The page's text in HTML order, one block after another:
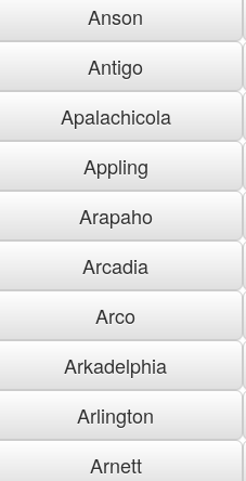
Anson
Antigo
Apalachicola
Appling
Arapaho
Arcadia
Arco
Arkadelphia
Arlington
Arnett